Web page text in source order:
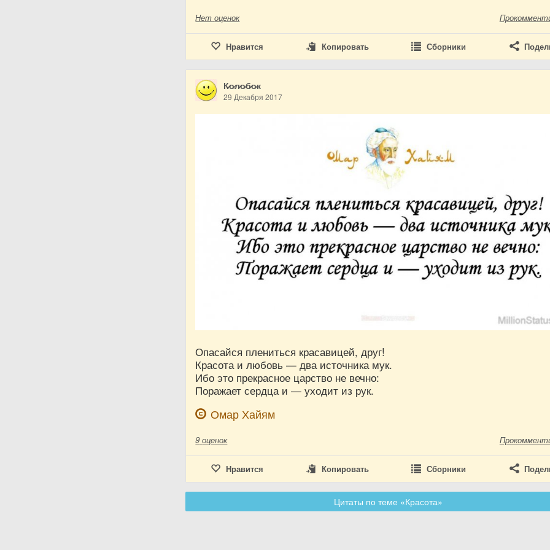
Нет оценок
Нравится Копировать Сборники
К̷о̷л̷о̷б̷о̷к
29 Декабря 2017
Опасайся плениться красавицей, друг!
Красота и любовь — два источника мук.
Ибо это прекрасное царство не вечно:
Поражает сердца и — уходит из рук.
Омар Хайям
9 оценок
Нравится Копировать Сборники
Цитаты по теме «Красота»